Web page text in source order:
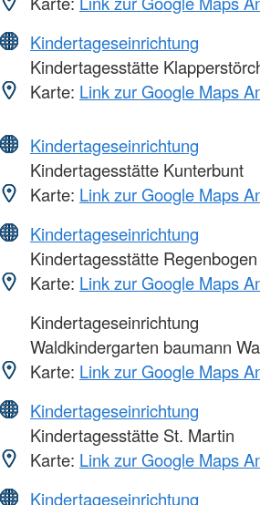
Kindertageseinrichtung
Kindertagesstätte
Karte: Link zur Google Maps
Kindertageseinrichtung
Kindertagesstätte Kunterbunt
Karte: Link zur Google Maps
Kindertageseinrichtung
Kindertagesstätte Regenbogen
Karte: Link zur Google Maps
Kindertageseinrichtung
Waldkindergarten baumann
Karte: Link zur Google Maps
Kindertageseinrichtung
Kindertagesstätte St. Martin
Karte: Link zur Google Maps
Kindertageseinrichtung